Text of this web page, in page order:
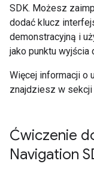
SDK. Możesz
dodać klucz
demonstracyjną i
jako punktu wyjścia
Więcej informacji o
znajdziesz w sekcji
Ćwiczenie
Navigation